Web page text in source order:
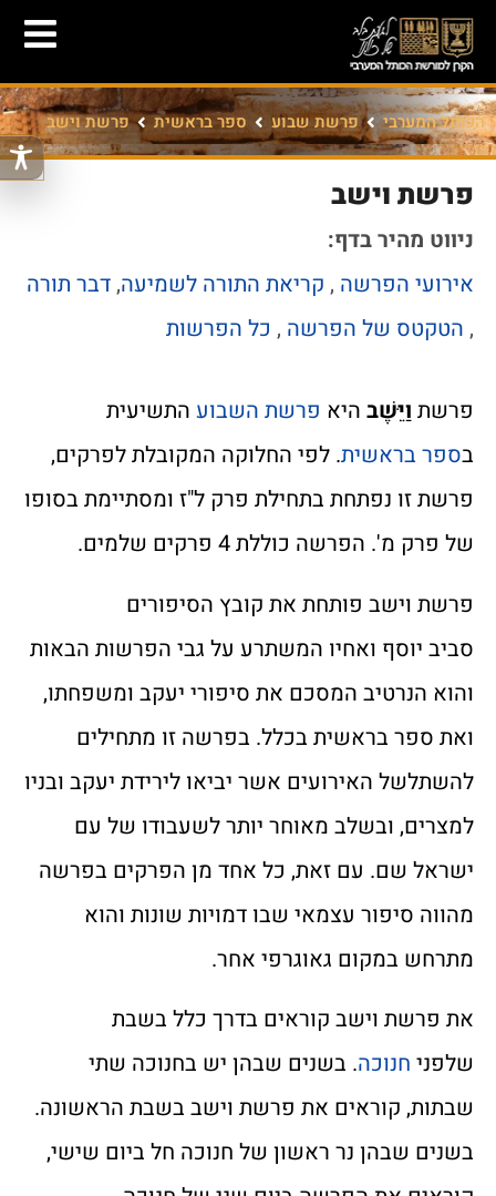
הכותל המערבי פרשת שבוע ספר בראשית פרשת וישב
פרשת וישב
ניווט מהיר בדף:
אירועי הפרשה , קריאת התורה לשמיעה,דבר תורה
, הטקטס של הפרשה , כל הפרשות
פרשת וַיֵּשֶׁב היא פרשת השבוע התשיעית
בספר בראשית. לפי החלוקה המקובלת לפרקים,
פרשת זו נפתחת בתחילת פרק ל"ז ומסתיימת בסופו
של פרק מ'. הפרשה כוללת 4 פרקים שלמים.
פרשת וישב פותחת את קובץ הסיפורים
סביב יוסף ואחיו המשתרע על גבי הפרשות הבאות
והוא הנרטיב המסכם את סיפורי יעקב ומשפחתו,
ואת ספר בראשית בכלל. בפרשה זו מתחילים
להשתלשל האירועים אשר יביאו לירידת יעקב ובניו
למצרים, ובשלב מאוחר יותר לשעבודו של עם
ישראל שם. עם זאת, כל אחד מן הפרקים בפרשה
מהווה סיפור עצמאי שבו דמויות שונות והוא
מתרחש במקום גאוגרפי אחר.
את פרשת וישב קוראים בדרך כלל בשבת
שלפני חנוכה. בשנים שבהן יש בחנוכה שתי
שבתות, קוראים את פרשת וישב בשבת הראשונה.
בשנים שבהן נר ראשון של חנוכה חל ביום שישי,